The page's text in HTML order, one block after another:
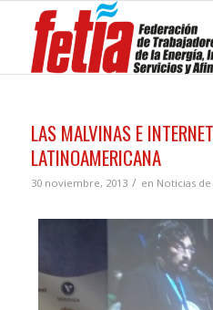
LAS MALVINAS E
LATINOAMERICANA
30 noviembre, 2013 / en Noticias